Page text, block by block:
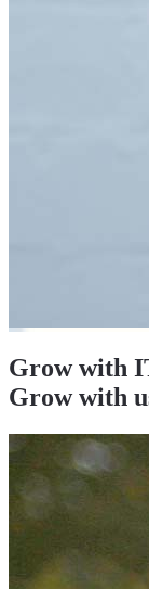
Grow with
Growwith